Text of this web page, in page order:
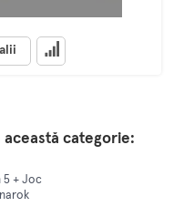
categorie:
5 + Joc